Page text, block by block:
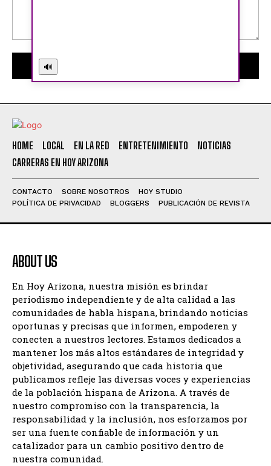
HOME LOCAL EN LA RED ENTRETENIMIENTO
NOTICIAS
CARRERAS EN HOY ARIZONA
CONTACTO SOBRE NOSOTROS
HOY STUDIO
POLÍTICA DE PRIVACIDAD
BLOGGERS PUBLICACIÓN DE REVISTA
ABOUT US
En Hoy Arizona, nuestra misión es brindar
periodismo independiente y de alta calidad a las
comunidades de habla hispana, brindando noticias
oportunas y precisas que informen, empoderen y
conecten a nuestros lectores. Estamos dedicados a
mantener los más altos estándares de integridad y
objetividad, asegurando que cada historia que
publicamos refleje las diversas voces y experiencias
de la población hispana de Arizona. A través de
nuestro compromiso con la transparencia, la
responsabilidad y la inclusión, nos esforzamos por
ser una fuente confiable de información y un
catalizador para un cambio positivo dentro de
nuestra comunidad.
🔊